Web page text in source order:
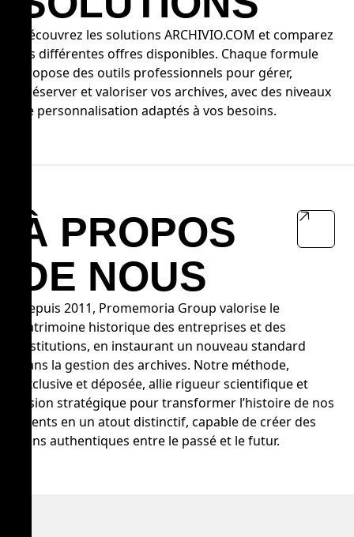
Découvrez les solutions ARCHIVIO.COM et comparez
les différentes offres disponibles. Chaque formule
propose des outils professionnels pour gérer,
préserver et valoriser vos archives, avec des niveaux
de personnalisation adaptés à vos besoins.
À PROPOS
DE NOUS
Depuis 2011, Promemoria Group valorise le
patrimoine historique des entreprises et des
institutions, en instaurant un nouveau standard
dans la gestion des archives. Notre méthode,
exclusive et déposée, allie rigueur scientifique et
vision stratégique pour transformer l’histoire de nos
clients en un atout distinctif, capable de créer des
liens authentiques entre le passé et le futur.